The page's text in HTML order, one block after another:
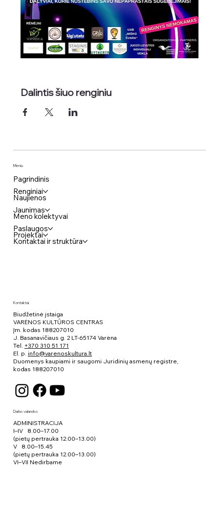
Dalintis šiuo renginiu
Meniu
Pagrindinis
Renginiai
Naujienos
Jaunimas
Meno kolektyvai
Paslaugos
Projektai
Kontaktai ir struktūra
Kontaktai
Biudžetinė įstaiga
VARĖNOS KULTŪROS CENTRAS
Įm. kodas 188207010
J. Basanavičiaus g. 2 LT-65174 Varėna
Tel. +370 310 51 171
El. p. info@varenoskultura.lt
Duomenys kaupiami ir saugomi Juridinių asmenų registre,
kodas 188207010
Darbo valandos
ADMINISTRACIJA
I–IV 8.00–17.00
(pietų pertrauka 12.00–13.00)
V 8.00–15.45
(pietų pertrauka 12.00–13.00)
VI–VII Nedirbame